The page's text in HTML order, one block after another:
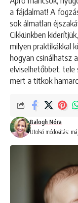
a fájdalmat! A
sok álmatlan
Cikkünkben
milyen praktikákkal
hogyan csinálhatsz
elviselhetőbbet, tele
mert a titkok
Utolsó módosítás:
Balogh Nóra